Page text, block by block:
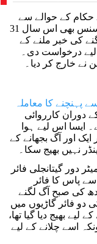
حکام کے حوالے سے
بتایا ہے کہ لوکیش کا یہ چائے ناشتہ والا لائسنس بھی اس سال 31
کی خبر ملنے کے
درخواست دی۔
خارج کر دیا۔
پہنچنے کا معاملہ
دوران کارروائی
گئے۔ ایسا اس لیے ہوا
اور آگ بجھانے کے
نہیں بھیج سکا۔
کہ متاثرہ جگہ سے صرف 400–500 میٹر دور گیتانجلی فائر
پاس کا فائر
کی صبح آگ لگنے
دو فائر گاڑیوں میں
بھیج دیا گیا تھا،
اسے چلانے کے لیے